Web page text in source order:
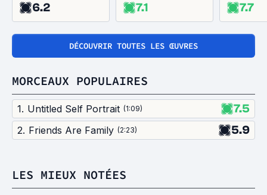
6.2 7.1 7.7
DÉCOUVRIR TOUTES LES ŒUVRES
MORCEAUX POPULAIRES
1. Untitled Self Portrait (1:09) 7.5
2. Friends Are Family (2:23) 5.9
LES MIEUX NOTÉES